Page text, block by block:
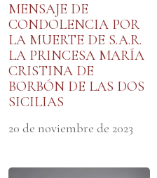
MENSAJE DE
CONDOLENCIA POR
LA MUERTE DE S.A.R.
LA PRINCESA MARÍA
CRISTINA DE
BORBÓN DE LAS DOS
SICILIAS
20 de noviembre de 2023